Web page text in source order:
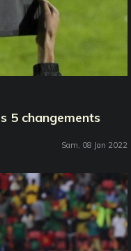
5 changements
Sam, 08 Jan 2022